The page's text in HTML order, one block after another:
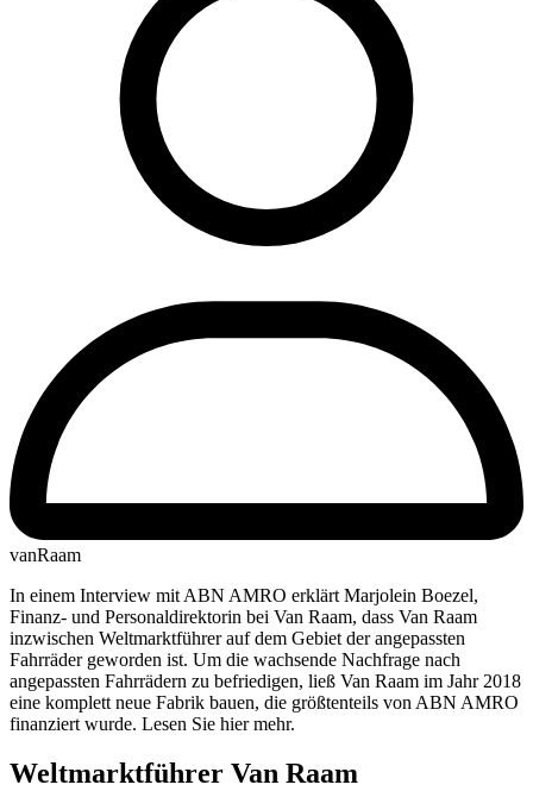
vanRaam
In einem Interview mit ABN AMRO erklärt Marjolein Boezel,
Finanz- und Personaldirektorin bei Van Raam, dass Van Raam
inzwischen Weltmarktführer auf dem Gebiet der angepassten
Fahrräder geworden ist. Um die wachsende Nachfrage nach
angepassten Fahrrädern zu befriedigen, ließ Van Raam im Jahr 2018
eine komplett neue Fabrik bauen, die größtenteils von ABN AMRO
finanziert wurde. Lesen Sie hier mehr.
Weltmarktführer Van Raam